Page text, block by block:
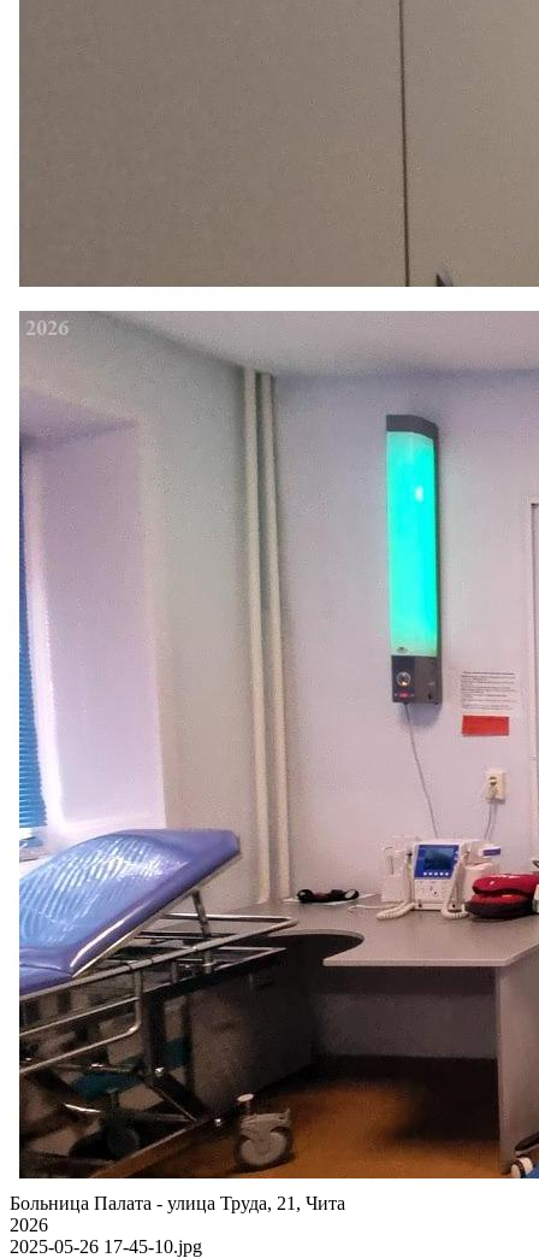
Больница Палата - улица Труда, 21, Чита
2026
2025-05-26 17-45-10.jpg